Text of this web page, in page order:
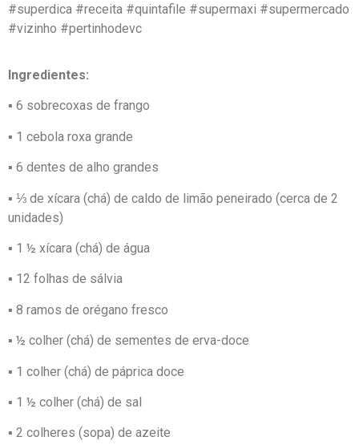
#superdica #receita #quintafile #supermaxi #supermercado
#vizinho #pertinhodevc
Ingredientes:
▪ 6 sobrecoxas de frango
▪ 1 cebola roxa grande
▪ 6 dentes de alho grandes
▪ ⅓ de xícara (chá) de caldo de limão peneirado (cerca de 2
unidades)
▪ 1 ½ xícara (chá) de água
▪ 12 folhas de sálvia
▪ 8 ramos de orégano fresco
▪ ½ colher (chá) de sementes de erva-doce
▪ 1 colher (chá) de páprica doce
▪ 1 ½ colher (chá) de sal
▪ 2 colheres (sopa) de azeite